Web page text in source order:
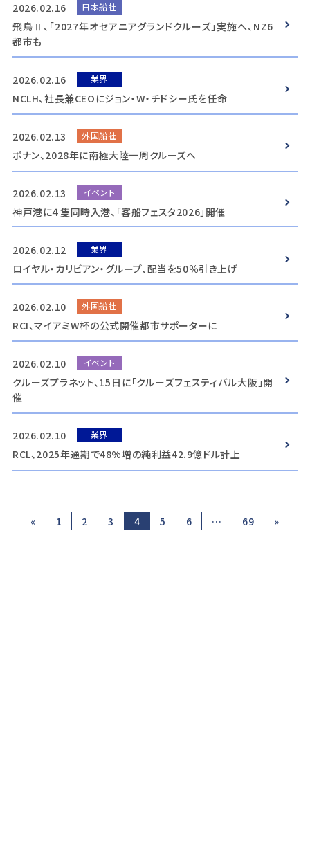
2026.02.16 日本船社
飛鳥Ⅱ、「2027年オセアニアグランドクルーズ」実施へ、NZ6
都市も
2026.02.16 業界
NCLH、社長兼CEOにジョン・W・チドシー氏を任命
2026.02.13 外国船社
ポナン、2028年に南極大陸一周クルーズへ
2026.02.13 イベント
神戸港に４隻同時入港、「客船フェスタ2026」開催
2026.02.12 業界
ロイヤル・カリビアン・グループ、配当を50％引き上げ
2026.02.10 外国船社
RCI、マイアミW杯の公式開催都市サポーターに
2026.02.10 イベント
クルーズプラネット、15日に「クルーズフェスティバル大阪」開
催
2026.02.10 業界
RCL、2025年通期で48%増の純利益42.9億ドル計上
« 1 2 3 4 5 6 … 69 »